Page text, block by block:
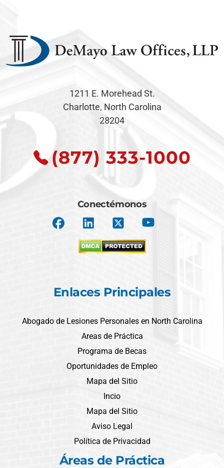
1211 E. Morehead St.
Charlotte, North Carolina
28204
(877) 333-1000
Conectémonos
Enlaces Principales
Abogado de Lesiones Personales en North Carolina
Areas de Práctica
Programa de Becas
Oportunidades de Empleo
Mapa del Sitio
Incio
Mapa del Sitio
Aviso Legal
Política de Privacidad
Áreas de Práctica